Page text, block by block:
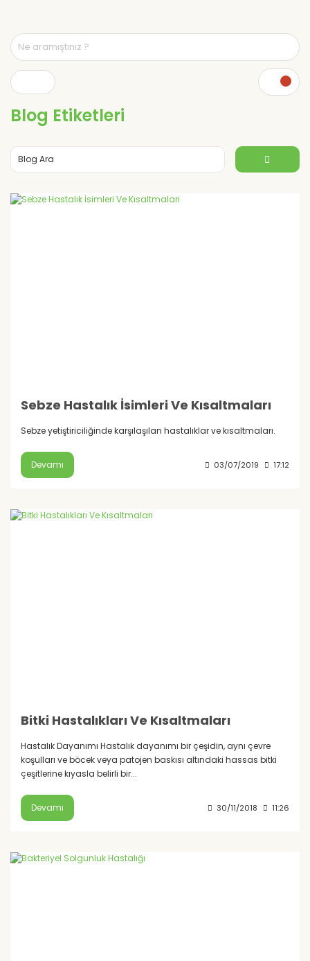
Blog Etiketleri
Sebze Hastalık İsimleri Ve Kısaltmaları
Sebze yetiştiriciliğinde karşılaşılan hastalıklar ve kısaltmaları.
Devamı 03/07/2019 17:12
Bitki Hastalıkları Ve Kısaltmaları
Hastalık Dayanımı Hastalık dayanımı bir çeşidin, aynı çevre
koşulları ve böcek veya patojen baskısı altındaki hassas bitki
çeşitlerine kıyasla belirli bir...
Devamı 30/11/2018 11:26